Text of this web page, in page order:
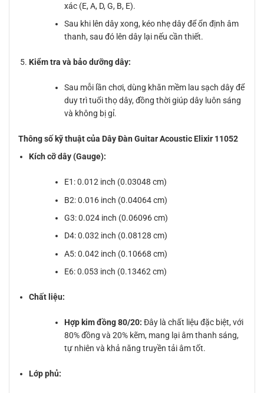
xác (E, A, D, G, B, E).
Sau khi lên dây xong, kéo nhẹ dây để ổn định âm
thanh, sau đó lên dây lại nếu cần thiết.
Kiểm tra và bảo dưỡng dây:
Sau mỗi lần chơi, dùng khăn mềm lau sạch dây để
duy trì tuổi thọ dây, đồng thời giúp dây luôn sáng
và không bị gỉ.
Thông số kỹ thuật của Dây Đàn Guitar Acoustic Elixir 11052
Kích cỡ dây (Gauge):
E1: 0.012 inch (0.03048 cm)
B2: 0.016 inch (0.04064 cm)
G3: 0.024 inch (0.06096 cm)
D4: 0.032 inch (0.08128 cm)
A5: 0.042 inch (0.10668 cm)
E6: 0.053 inch (0.13462 cm)
Chất liệu:
Hợp kim đồng 80/20: Đây là chất liệu đặc biệt, với
80% đồng và 20% kẽm, mang lại âm thanh sáng,
tự nhiên và khả năng truyền tải âm tốt.
Lớp phủ: